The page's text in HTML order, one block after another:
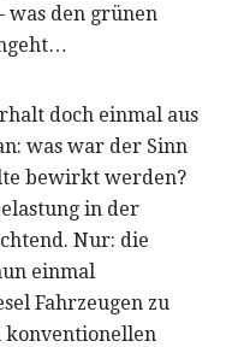
was den grünen
doch einmal aus
was war der Sinn
bewirkt werden?
in der
Nur: die
einmal
Fahrzeugen zu